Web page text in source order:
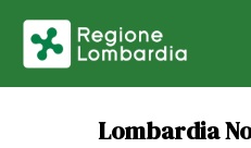
Lombardia